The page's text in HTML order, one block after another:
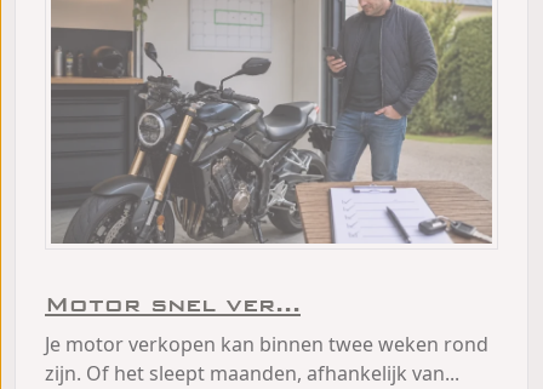
Motor snel ver...
Je motor verkopen kan binnen twee weken rond
zijn. Of het sleept maanden, afhankelijk van...